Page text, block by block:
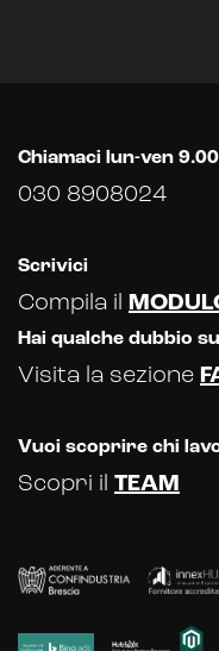
Chiamaci lun-ven
030 8908024
Scrivici
Compila il
Hai qualche dubbio
Visita la sezione
Vuoi scoprire chi
Scopri il TEAM